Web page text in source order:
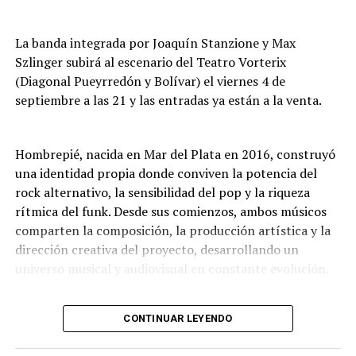
aniversario con una noche de folklore que combina
música, danza y tradición. La propuesta incluye una
fiesta de pañuelos en la que se comparten recuerdos,
abrazos y el sentimiento por las danzas nativas. Entrada
Viernes 7 a las 20: “Con alma española y algo más”
Espectáculo de canción, copla española, flamenco y
más, en el que la cantante Mariela Deanes interpreta
baladas, canciones y coplas del repertorio de grandes
artistas de España, incursiona en el tango argentino y
flamencos de cante y baile y un cierre a toda rumba.
Participan músicos en vivo y una bailaora, con un total
de nueve artistas en escena: Horacio Soria (piano y
La banda integrada por Joaquín Stanzione y Max
Szlinger subirá al escenario del Teatro Vorterix
(Diagonal Pueyrredón y Bolívar) el viernes 4 de
septiembre a las 21 y las entradas ya están a la venta.
Hombrepié, nacida en Mar del Plata en 2016, construyó
una identidad propia donde conviven la potencia del
rock alternativo, la sensibilidad del pop y la riqueza
rítmica del funk. Desde sus comienzos, ambos músicos
comparten la composición, la producción artística y la
dirección creativa del proyecto, desarrollando un
universo musical y audiovisual en constante evolución.
Lo que pasaba mientras dormías representa el primer
trabajo de larga duración de la banda y sintetiza casi una
CONTINUAR LEYENDO